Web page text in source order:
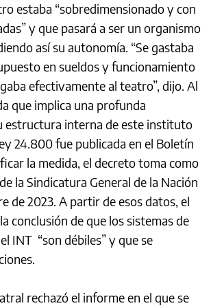
estaba “sobredimensionado y con
y que pasará a ser un organismo
así su autonomía. “Se gastaba
en sueldos y funcionamiento
efectivamente al teatro”, dijo. Al
que implica una profunda
estructura interna de este instituto
24.800 fue publicada en el Boletín
la medida, el decreto toma como
la Sindicatura General de la Nación
de 2023. A partir de esos datos, el
conclusión de que los sistemas de
INT “son débiles” y que se
rechazó el informe en el que se